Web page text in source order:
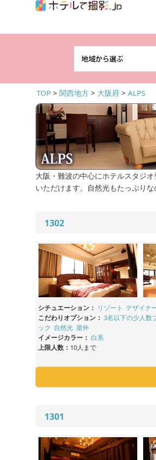
TOP > 関西地方 > 大阪府 > ALPS
大阪・難波の中心にホテルスタジ
いただけます。自然光もたっぷり
1302
シチュエーション： リゾート デザイナ
こだわりオプション： 3名以下の少人数
ック 自然光 屋外
イメージカラー： 白系
上限人数： 10人まで
1301